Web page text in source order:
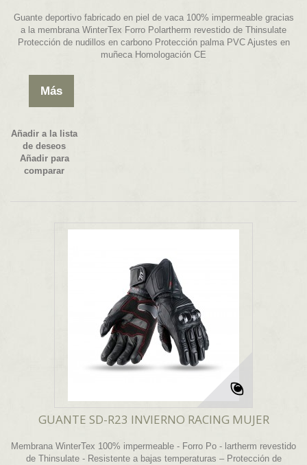
Guante deportivo fabricado en piel de vaca 100% impermeable gracias
a la membrana WinterTex Forro Polartherm revestido de Thinsulate
Protección de nudillos en carbono Protección palma PVC Ajustes en
muñeca Homologación CE
Más
Añadir a la lista
de deseos
Añadir para
comparar
GUANTE SD-R23 INVIERNO RACING MUJER
Membrana WinterTex 100% impermeable - Forro Po - lartherm revestido
de Thinsulate - Resistente a bajas temperaturas – Protección de